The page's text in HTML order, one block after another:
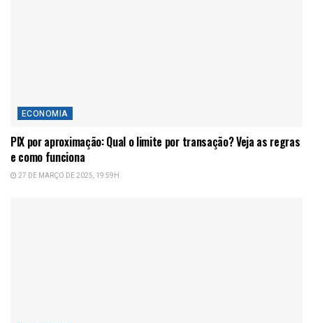
ECONOMIA
PIX por aproximação: Qual o limite por transação? Veja as regras
e como funciona
27 DE MARÇO DE 2025, 19:59H